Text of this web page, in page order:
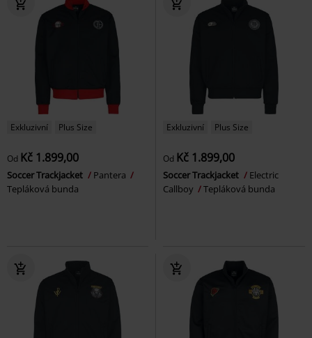
Exkluzivní Plus Size
Od Kč 1.899,00
Soccer Trackjacket
Pantera
Tepláková bunda
Exkluzivní Plus Size
Od Kč 1.899,00
Soccer Trackjacket
Electric
Callboy
Tepláková bunda